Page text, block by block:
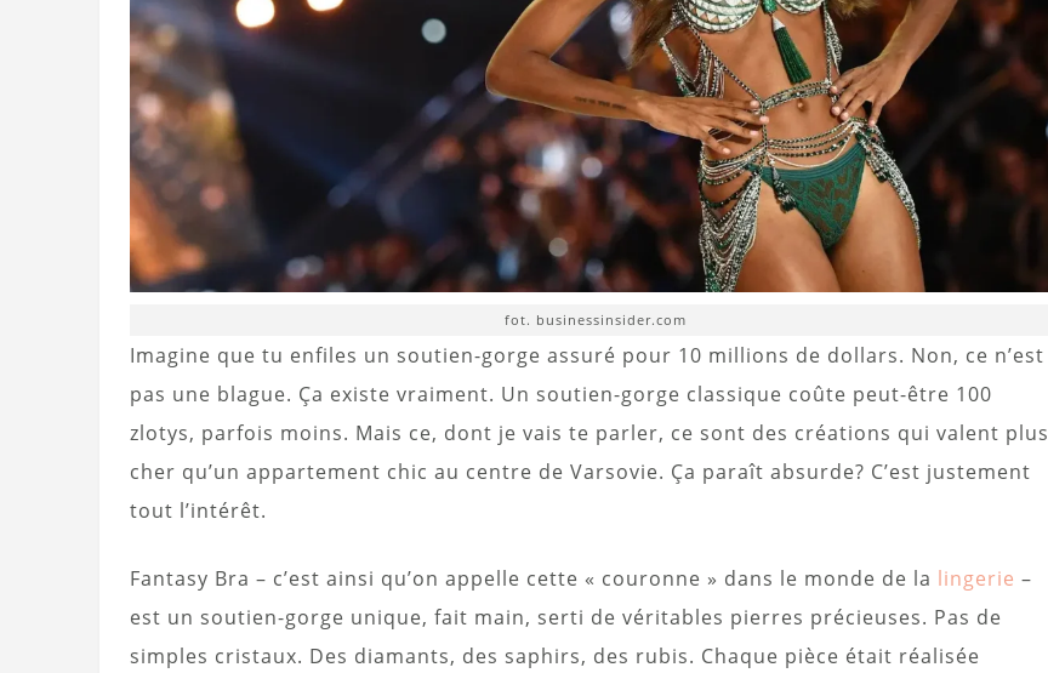
fot. businessinsider.com
Imagine que tu enfiles un soutien-gorge assuré pour 10 millions de dollars. Non, ce n’est
pas une blague. Ça existe vraiment. Un soutien-gorge classique coûte peut-être 100
zlotys, parfois moins. Mais ce, dont je vais te parler, ce sont des créations qui valent plus
cher qu’un appartement chic au centre de Varsovie. Ça paraît absurde? C’est justement
tout l’intérêt.
Fantasy Bra – c’est ainsi qu’on appelle cette « couronne » dans le monde de la lingerie –
est un soutien-gorge unique, fait main, serti de véritables pierres précieuses. Pas de
simples cristaux. Des diamants, des saphirs, des rubis. Chaque pièce était réalisée